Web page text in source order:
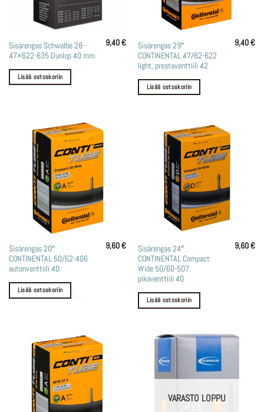
Sisärengas Schwalbe 28-
47×622-635 Dunlop 40 mm
9,40€
Lisää ostoskoriin
Sisärengas 29″
CONTINENTAL 47/62-622
light, prestaventtiili 42
9,40€
Lisää ostoskoriin
Sisärengas 20″
CONTINENTAL 50/62-406
autonventtiili 40
9,60€
Lisää ostoskoriin
Sisärengas 24″
CONTINENTAL Compact
Wide 50/60-507.
pikaventtiili 40
9,60€
Lisää ostoskoriin
VARASTO LOPPU